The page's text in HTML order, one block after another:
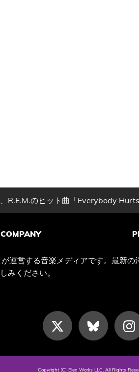
R.E.M.のヒット曲「Everybody
COMPANY
が運営する音楽メディアです。最新
みください。
Copyright (C) Elen Works LLC. All Rights